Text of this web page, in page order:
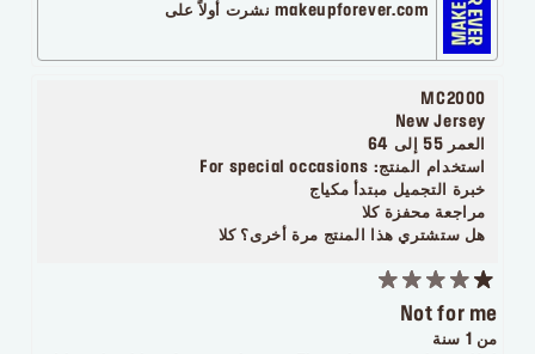
makeupforever.com نشرت أولاً على
MC2000
New Jersey
العمر 55 إلى 64
استخدام المنتج: For special occasions
خبرة التجميل مبتدأ مكياج
مراجعة محفزة كلا
هل ستشتري هذا المنتج مرة أخرى؟ كلا
Not for me
من 1 سنة